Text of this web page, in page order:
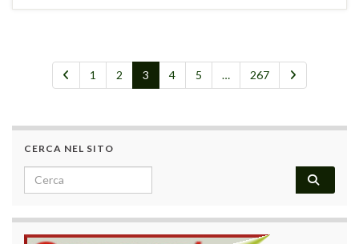
1 2 3 4 5 … 267
CERCA NEL SITO
Search for: